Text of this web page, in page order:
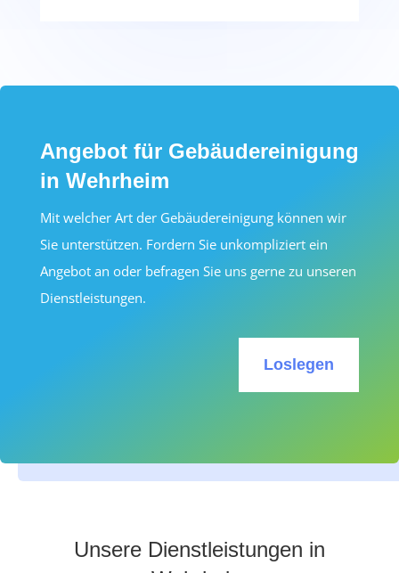
Angebot für Gebäudereinigung
in Wehrheim
Mit welcher Art der Gebäudereinigung können wir
Sie unterstützen. Fordern Sie unkompliziert ein
Angebot an oder befragen Sie uns gerne zu unseren
Dienstleistungen.
Loslegen
Unsere Dienstleistungen in